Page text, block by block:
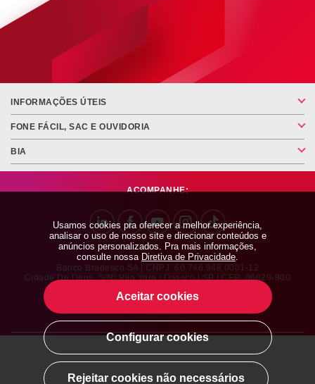
INFORMAÇÕES ÚTEIS
FONE FÁCIL, SAC E OUVIDORIA
BIA
ACOMPANHE:
Banco Bradesco SA | CNPJ: 60.746.948.0001-12
Cidade De Deus, S/nº Vila Yara | Osasco | SP | CEP: 06029-900
SOBRE O BRADESCO | BRADESCO IMPRENSA |
TRABALHE CONOSCO | SEGURANÇA | INTEGRIDADE
RELAÇÃO COM INVESTIDORES |
SUSTENTABILIDADE
Usamos cookies pra oferecer a melhor experiência,
analisar o uso de nosso site e direcionar conteúdos e
anúncios personalizados. Pra mais informações,
consulte nossa Diretiva de Privacidade.
Rejeitar cookies não necessários
Configurar cookies
Aceitar cookies